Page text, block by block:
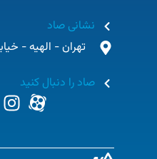
نشانی صاد
تهران - الهیه -
صاد را دنبال کنید